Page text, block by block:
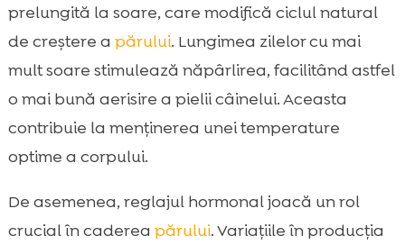
prelungită la soare, care modifică ciclul natural
de creștere a părului. Lungimea zilelor cu mai
mult soare stimulează năpârlirea, facilitând astfel
o mai bună aerisire a pielii câinelui. Aceasta
contribuie la menținerea unei temperature
optime a corpului.
De asemenea, reglajul hormonal joacă un rol
crucial în caderea părului. Variațiile în producția